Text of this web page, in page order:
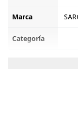
Marca
Categoría